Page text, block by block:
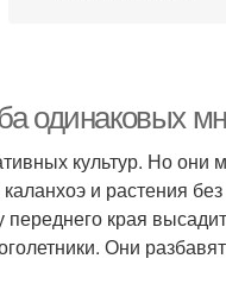
одинаковых
культур. Но они
и растения
края
Они